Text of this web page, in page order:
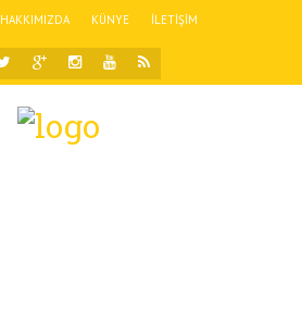
HAKKIMIZDA KÜNYE İLETIŞIM